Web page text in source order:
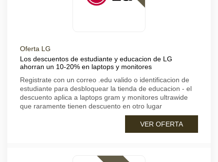
Oferta LG
Los descuentos de estudiante y educacion de LG
ahorran un 10-20% en laptops y monitores
Registrate con un correo .edu valido o identificacion de
estudiante para desbloquear la tienda de educacion - el
descuento aplica a laptops gram y monitores ultrawide
que raramente tienen descuento en otro lugar
VER OFERTA